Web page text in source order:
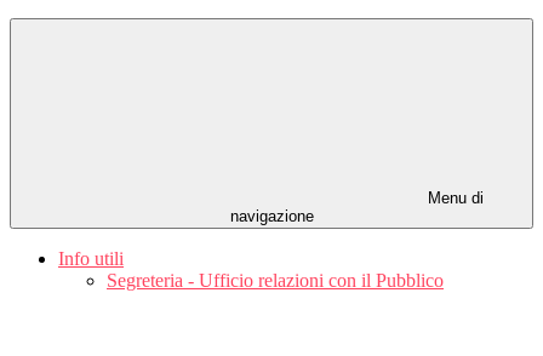
Menu di
navigazione
Info utili
Segreteria - Ufficio relazioni con il Pubblico